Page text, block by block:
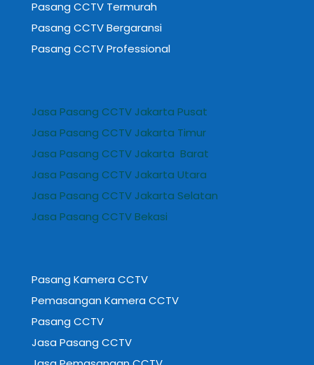
Pasang CCTV Termurah
Pasang CCTV Bergaransi
Pasang CCTV Professional
Jasa Pasang CCTV Jakarta Pusat
Jasa Pasang CCTV Jakarta Timur
Jasa Pasang CCTV Jakarta Barat
Jasa Pasang CCTV Jakarta Utara
Jasa Pasang CCTV Jakarta Selatan
Jasa Pasang CCTV Bekasi
Pasang Kamera CCTV
Pemasangan Kamera CCTV
Pasang CCTV
Jasa Pasang CCTV